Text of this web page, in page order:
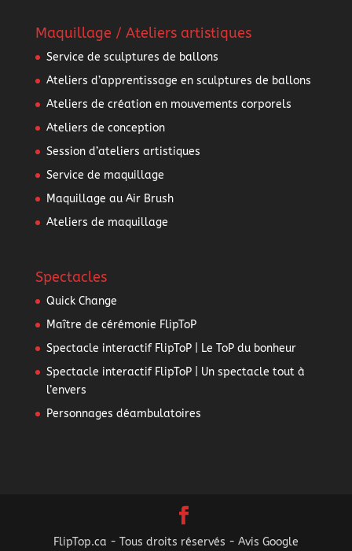
Maquillage / Ateliers artistiques
Service de sculptures de ballons
Ateliers d’apprentissage en sculptures de ballons
Ateliers de création en mouvements corporels
Ateliers de conception
Session d’ateliers artistiques
Service de maquillage
Maquillage au Air Brush
Ateliers de maquillage
Spectacles
Quick Change
Maître de cérémonie FlipToP
Spectacle interactif FlipToP | Le ToP du bonheur
Spectacle interactif FlipToP | Un spectacle tout à
l’envers
Personnages déambulatoires
FlipTop.ca - Tous droits réservés - Avis Google